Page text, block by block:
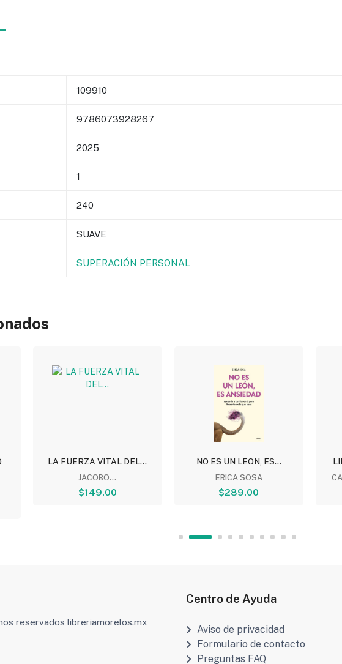
109910
9786073928267
2025
1
240
SUAVE
SUPERACIÓN PERSONAL
LA FUERZA VITAL DEL...
JACOBO...
$149.00
NO ES UN LEON, ES...
ERICA SOSA
$289.00
reservados libreriamorelos.mx
Centro de Ayuda
Aviso de privacidad
Formulario de contacto
Preguntas FAQ